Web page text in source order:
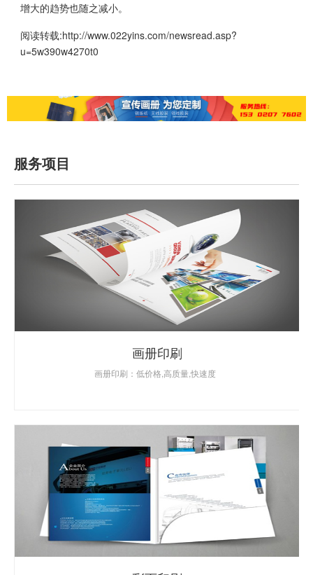
增大的趋势也随之减小。
阅读转载:http://www.022yins.com/newsread.asp?
u=5w390w4270t0
服务项目
画册印刷
画册印刷：低价格,高质量,快速度